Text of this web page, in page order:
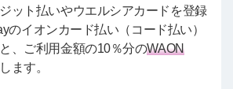
ット払いやウエルシアカードを登録
のイオンカード払い（コード払い）
、ご利用金額の10％分のWAON
ます。